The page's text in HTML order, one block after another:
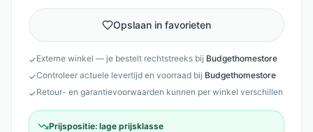
Opslaan in favorieten
✓Externe winkel — je bestelt rechtstreeks bij Budgethomestore
✓Controleer actuele levertijd en voorraad bij Budgethomestore
✓Retour- en garantievoorwaarden kunnen per winkel verschillen
Prijspositie: lage prijsklasse